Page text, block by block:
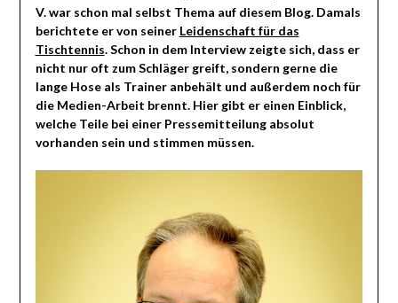
V. war schon mal selbst Thema auf diesem Blog. Damals
berichtete er von seiner Leidenschaft für das
Tischtennis. Schon in dem Interview zeigte sich, dass er
nicht nur oft zum Schläger greift, sondern gerne die
lange Hose als Trainer anbehält und außerdem noch für
die Medien-Arbeit brennt. Hier gibt er einen Einblick,
welche Teile bei einer Pressemitteilung absolut
vorhanden sein und stimmen müssen.